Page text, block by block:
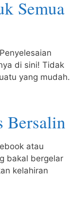
Semua
di sini! Tidak
yang mudah.
Bersalin
atau
bakal bergelar
kelahiran